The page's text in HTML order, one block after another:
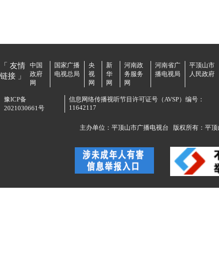
「 友情
链接 」
中国
政府
网
国家广播
电视总局
央
视
网
新
华
网
河南政
务服务
网
河南省广
播电视局
平顶山市
人民政府
豫ICP备
2021030661号
信息网络传播视听节目许可证号（AVSP）编号：
11642117
主办单位：平顶山市广播电视台 版权所有：平